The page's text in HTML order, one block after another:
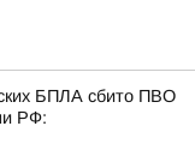
БПЛА сбито ПВО
РФ: